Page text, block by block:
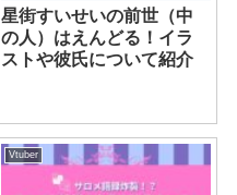
星街すいせいの前世（中
の人）はえんどる！イラ
ストや彼氏について紹介
Vtuber